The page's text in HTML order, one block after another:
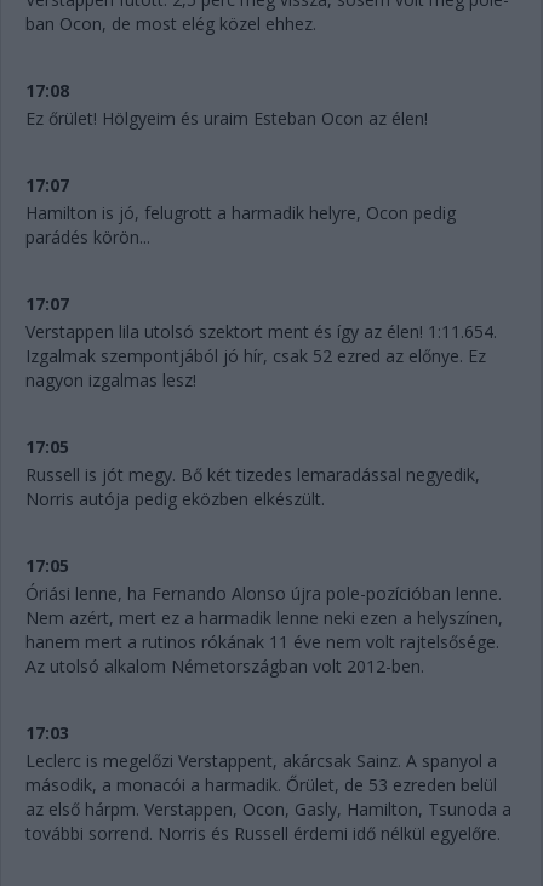
ban Ocon, de most elég közel ehhez.
17:08
Ez őrület! Hölgyeim és uraim Esteban Ocon az élen!
17:07
Hamilton is jó, felugrott a harmadik helyre, Ocon pedig
parádés körön...
17:07
Verstappen lila utolsó szektort ment és így az élen! 1:11.654.
Izgalmak szempontjából jó hír, csak 52 ezred az előnye. Ez
nagyon izgalmas lesz!
17:05
Russell is jót megy. Bő két tizedes lemaradással negyedik,
Norris autója pedig eközben elkészült.
17:05
Óriási lenne, ha Fernando Alonso újra pole-pozícióban lenne.
Nem azért, mert ez a harmadik lenne neki ezen a helyszínen,
hanem mert a rutinos rókának 11 éve nem volt rajtelsősége.
Az utolsó alkalom Németországban volt 2012-ben.
17:03
Leclerc is megelőzi Verstappent, akárcsak Sainz. A spanyol a
második, a monacói a harmadik. Őrület, de 53 ezreden belül
az első hárpm. Verstappen, Ocon, Gasly, Hamilton, Tsunoda a
további sorrend. Norris és Russell érdemi idő nélkül egyelőre.